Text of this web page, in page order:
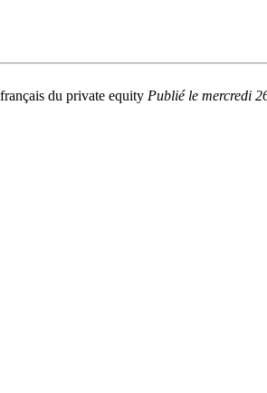
du private equity Publiéle mercredi